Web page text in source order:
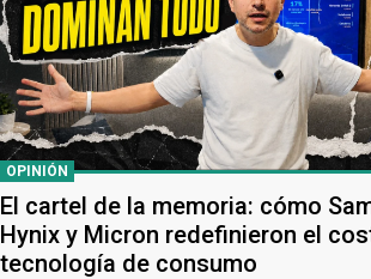
OPINIÓN
El cartel de la memoria: cómo
Hynix y Micron redefinieron el
tecnología de consumo